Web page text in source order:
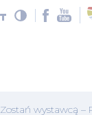
Zostań wystawcą –